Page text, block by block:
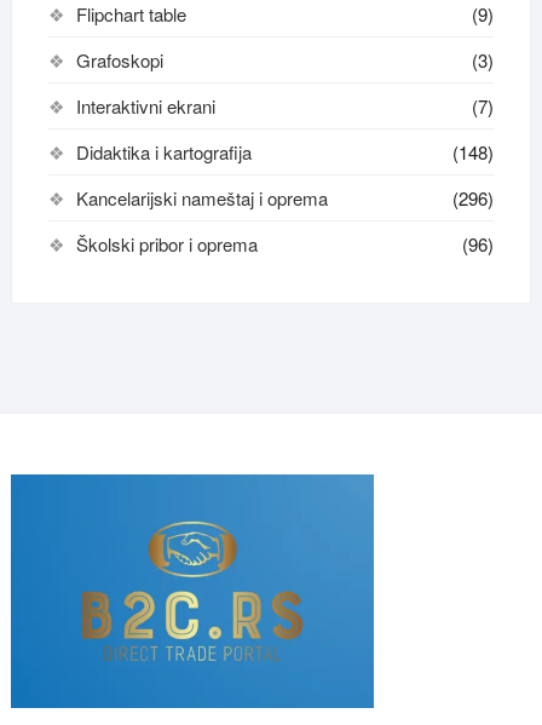
Flipchart table
(9)
Grafoskopi
(3)
Interaktivni ekrani
(7)
Didaktika i kartografija
(148)
Kancelarijski nameštaj i oprema
(296)
Školski pribor i oprema
(96)